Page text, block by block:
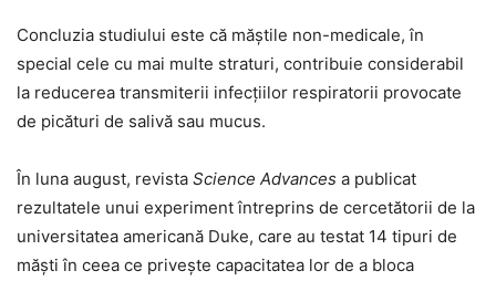
Concluzia studiului este că măștile non-medicale, în
special cele cu mai multe straturi, contribuie considerabil
la reducerea transmiterii infecțiilor respiratorii provocate
de picături de salivă sau mucus.
În luna august, revista Science Advances a publicat
rezultatele unui experiment întreprins de cercetătorii de la
universitatea americană Duke, care au testat 14 tipuri de
măşti în ceea ce privește capacitatea lor de a bloca